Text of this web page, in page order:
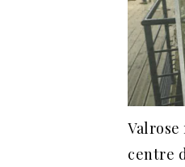
Valrose
centre